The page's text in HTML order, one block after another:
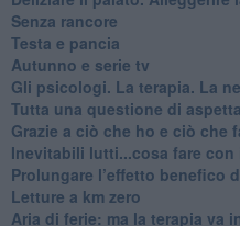
​Senza rancore
​Testa e pancia
​Autunno e serie tv
​Gli psicologi. La terapia. La
​Tutta una questione di
​Grazie a ciò che ho e ciò che
​Inevitabili lutti...cosa fare con
Prolungare l’effetto benefico
​Letture a km zero
​Aria di ferie: ma la terapia va